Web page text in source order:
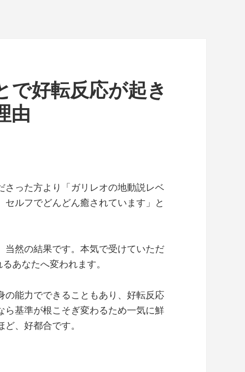
で好転反応が起き
由
った方より「ガリレオの地動説レベ
ルフでどんどん癒されています」と
然の結果です。本気で受けていただ
あなたへ変われます。
能力でできることもあり、好転反応
基準が根こそぎ変わるため一気に鮮
、好都合です。